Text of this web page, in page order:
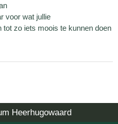
voor wat jullie
tot zo iets moois te kunnen doen
Heerhugowaard